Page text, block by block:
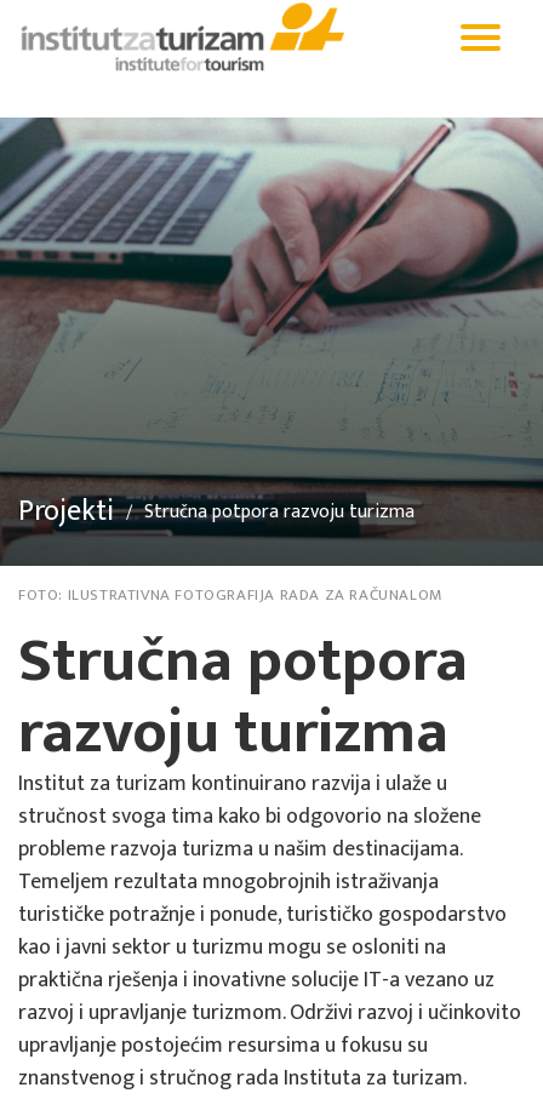
Projekti Stručna potpora razvoju turizma
FOTO: ILUSTRATIVNA FOTOGRAFIJA RADA ZA RAČUNALOM
Stručna potpora
razvoju turizma
Institut za turizam kontinuirano razvija i ulaže u
stručnost svoga tima kako bi odgovorio na složene
probleme razvoja turizma u našim destinacijama.
Temeljem rezultata mnogobrojnih istraživanja
turističke potražnje i ponude, turističko gospodarstvo
kao i javni sektor u turizmu mogu se osloniti na
praktična rješenja i inovativne solucije IT-a vezano uz
razvoj i upravljanje turizmom. Održivi razvoj i učinkovito
upravljanje postojećim resursima u fokusu su
znanstvenog i stručnog rada Instituta za turizam.